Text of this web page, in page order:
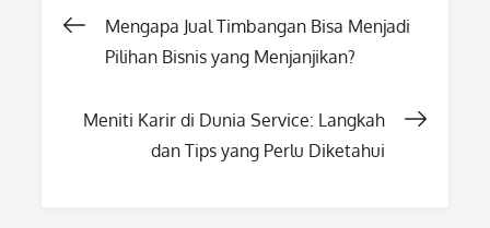
Post
Mengapa Jual Timbangan Bisa Menjadi
Pilihan Bisnis yang Menjanjikan?
Meniti Karir di Dunia Service: Langkah
dan Tips yang Perlu Diketahui